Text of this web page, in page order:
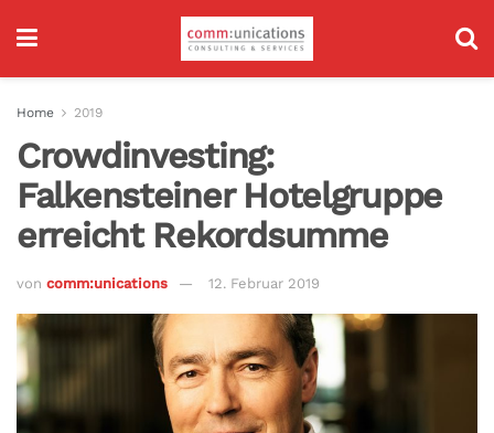
Home 2019
Crowdinvesting:
Falkensteiner Hotelgruppe
erreicht Rekordsumme
von comm:unications 12. Februar 2019